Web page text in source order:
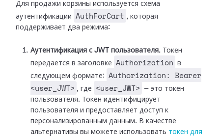
Для продажи корзины используется схема
аутентификации
AuthForCart , которая
поддерживает два режима:
Аутентификация с JWT пользователя. Токен
передается в заголовке
Authorization
в
следующем формате:
Authorization: Bearer
<user_JWT> , где <user_JWT>
— это токен
пользователя. Токен идентифицирует
пользователя и предоставляет доступ к
персонализированным данным. В качестве
альтернативы вы можете использовать токен для